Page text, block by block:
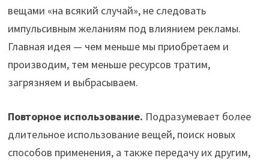
вещами «на всякий случай», не следовать
импульсивным желаниям под влиянием рекламы.
Главная идея — чем меньше мы приобретаем и
производим, тем меньше ресурсов тратим,
загрязняем и выбрасываем.
Повторное использование. Подразумевает более
длительное использование вещей, поиск новых
способов применения, а также передачу их другим,